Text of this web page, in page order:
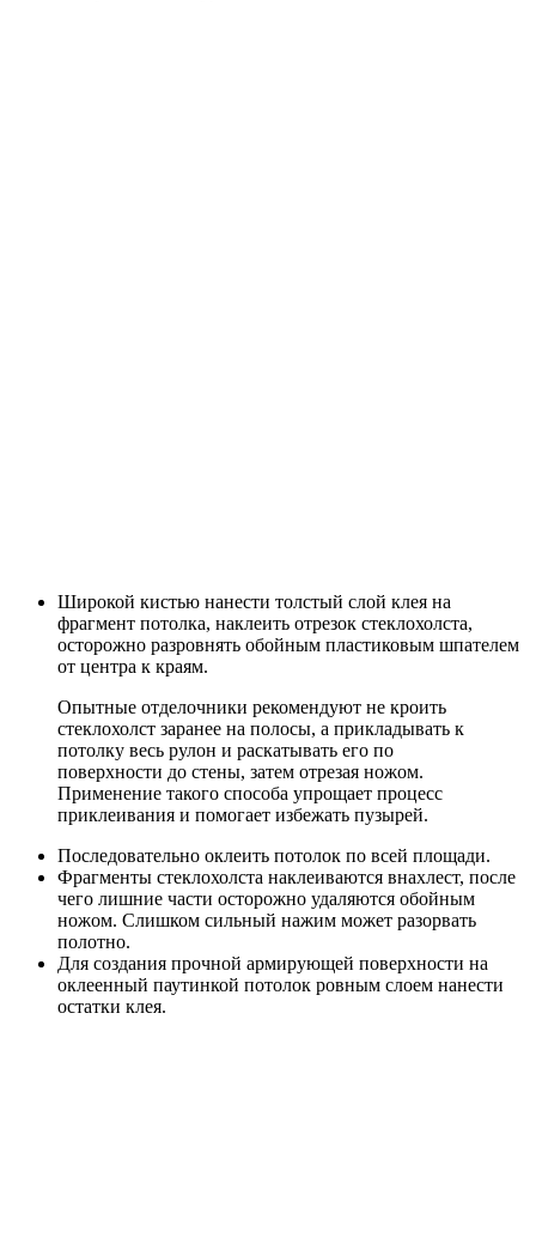
Широкой кистью нанести толстый слой клея на
фрагмент потолка, наклеить отрезок стеклохолста,
осторожно разровнять обойным пластиковым шпателем
от центра к краям.
Опытные отделочники рекомендуют не кроить
стеклохолст заранее на полосы, а прикладывать к
потолку весь рулон и раскатывать его по
поверхности до стены, затем отрезая ножом.
Применение такого способа упрощает процесс
приклеивания и помогает избежать пузырей.
Последовательно оклеить потолок по всей площади.
Фрагменты стеклохолста наклеиваются внахлест, после
чего лишние части осторожно удаляются обойным
ножом. Слишком сильный нажим может разорвать
полотно.
Для создания прочной армирующей поверхности на
оклеенный паутинкой потолок ровным слоем нанести
остатки клея.